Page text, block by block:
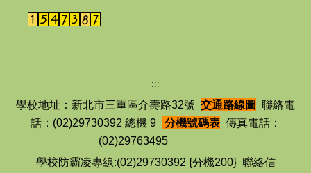
:::
學校地址：新北市三重區介壽路32號 交通路線圖 聯絡電
話：(02)29730392 總機 9
分機號碼表 傳真電話：
(02)29763495
學校防霸凌專線:(02)29730392 {分機200} 聯絡信